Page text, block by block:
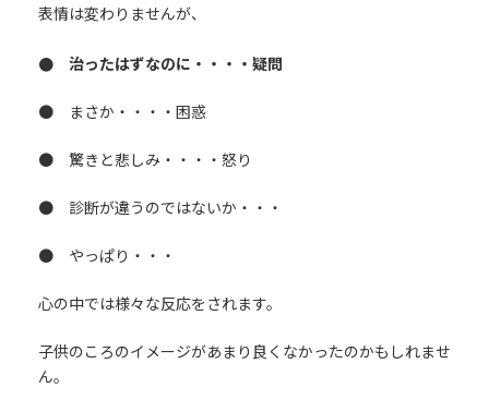
表情は変わりませんが、
● 治ったはずなのに・・・・疑問
● まさか・・・・困惑
● 驚きと悲しみ・・・・怒り
● 診断が違うのではないか・・・
● やっぱり・・・
心の中では様々な反応をされます。
子供のころのイメージがあまり良くなかったのかもしれませ
ん。